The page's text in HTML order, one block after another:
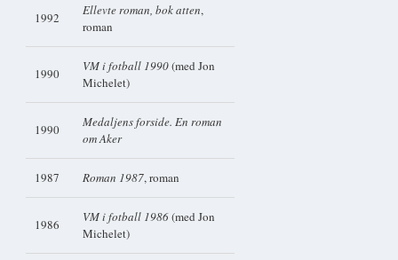
1992 Ellevte roman, bok atten,
roman
1990 VM i fotball 1990(med Jon
Michelet)
1990
Medaljens forside. En roman
om Aker
1987 Roman 1987, roman
1986 VM i fotball 1986(med Jon
Michelet)